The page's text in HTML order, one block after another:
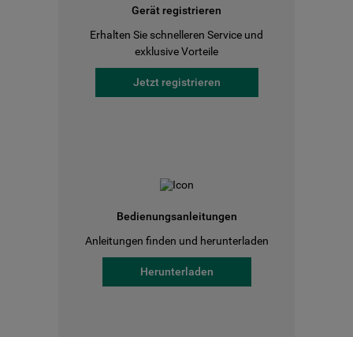
Gerät registrieren
Erhalten Sie schnelleren Service und
exklusive Vorteile
Jetzt registrieren
Bedienungsanleitungen
Anleitungen finden und herunterladen
Herunterladen